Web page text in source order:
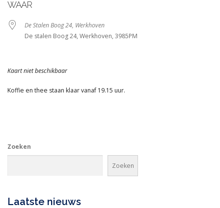
WAAR
De Stalen Boog 24, Werkhoven
De stalen Boog 24, Werkhoven, 3985PM
Kaart niet beschikbaar
Koffie en thee staan klaar vanaf 19.15 uur.
Zoeken
Zoeken
Laatste nieuws